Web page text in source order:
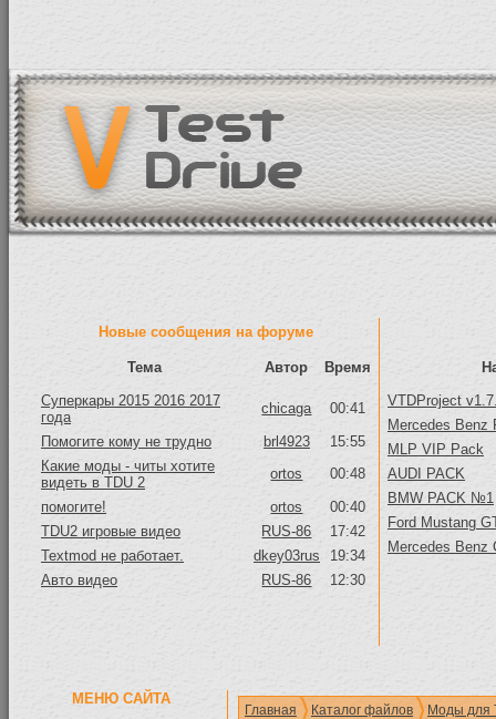
Новые сообщения на форуме
Тема Автор
Время
Суперкары 2015 2016 2017
года
chicaga
00:41
Помогите кому не трудно
brl4923
15:55
Какие моды - читы хотите
видеть в TDU 2
ortos
00:48
помогите!
ortos
00:40
TDU2 игровые видео
RUS-86
17:42
Textmod не работает.
dkey03rus
19:34
Авто видео
RUS-86 12:30
VTDProject
Mercedes Benz
MLP VIP Pack
AUDI PACK
BMW PACK №1
Ford Mustang
Mercedes Benz
МЕНЮ САЙТА
Главная Каталог файлов Моды для